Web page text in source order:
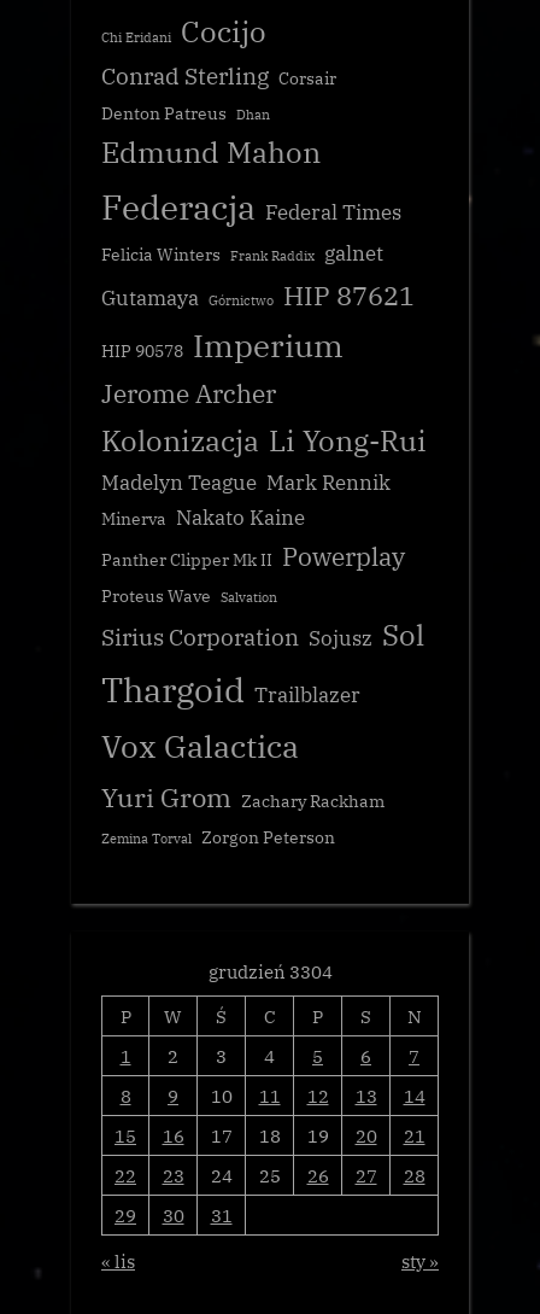
Chi Eridani Cocijo
Conrad Sterling Corsair
Denton Patreus
Dhan
Edmund Mahon
Federacja Federal Times
Felicia Winters Frank Raddix
galnet
Gutamaya Górnictwo HIP 87621
HIP 90578 Imperium
Jerome Archer
Kolonizacja Li Yong-Rui
Madelyn Teague Mark Rennik
Minerva Nakato Kaine
Panther Clipper Mk II Powerplay
Proteus Wave Salvation
Sirius Corporation Sojusz Sol
Thargoid Trailblazer
Vox Galactica
Yuri Grom Zachary Rackham
Zemina Torval Zorgon Peterson
grudzień 3304
P
W Ś C P S
N
1
2 3 4 5 6
7
8
9 10 11 12 13
14
15
16 17 18 19 20
21
22
23 24 25 26 27
28
29
30
31
« lis
sty »